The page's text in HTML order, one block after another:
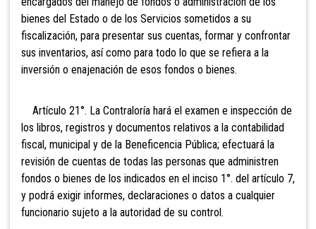
bienes del Estado o de los Servicios sometidos a su
fiscalización, para presentar sus cuentas, formar y confrontar
sus inventarios, así como para todo lo que se refiera a la
inversión o enajenación de esos fondos o bienes.
Artículo 21°. La Contraloría hará el examen e inspección de
los libros, registros y documentos relativos a la contabilidad
fiscal, municipal y de la Beneficencia Pública; efectuará la
revisión de cuentas de todas las personas que administren
fondos o bienes de los indicados en el inciso 1°. del artículo 7,
y podrá exigir informes, declaraciones o datos a cualquier
funcionario sujeto a la autoridad de su control.